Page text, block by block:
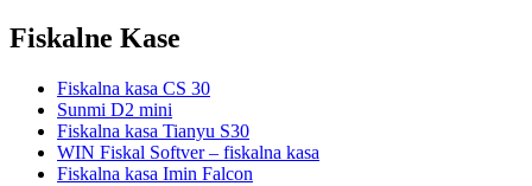
Fiskalne Kase
Fiskalna kasa CS 30
Sunmi D2 mini
Fiskalna kasa Tianyu S30
WIN Fiskal Softver – fiskalna kasa
Fiskalna kasa Imin Falcon